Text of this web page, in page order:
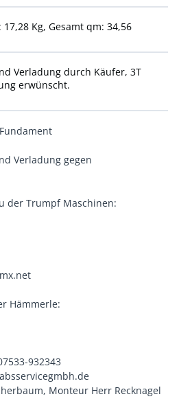
Kg, Gesamt qm: 34,56
Verladung durch Käufer, 3T
erwünscht.
Verladung gegen
der Trumpf Maschinen:
Hämmerle:
932343
Monteur Herr Recknagel